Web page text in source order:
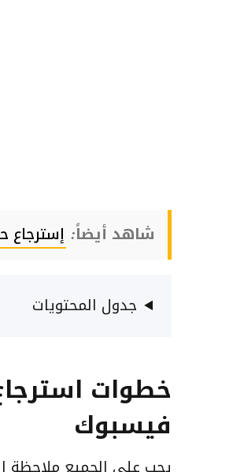
شاهد أيضاً:
جدول المحتويات
خطوات
فيسبوك